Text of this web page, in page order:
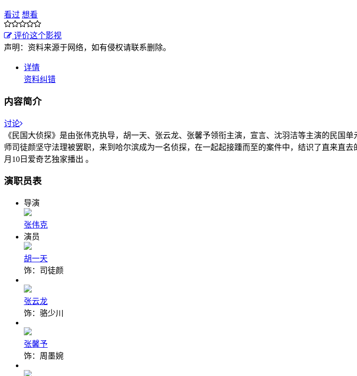
看过 想看
评价这个影视
声明：资料来源于网络，如有侵权请联系删除。
详情
资料纠错
内容简介
讨论
《民国大侦探》是由张伟克执导，胡一天、张云龙、张馨予领衔主演，宣言、沈羽洁等主演的民国
师司徒颜坚守法理被罢职，来到哈尔滨成为一名侦探，在一起起接踵而至的案件中，结识了直来直
月10日爱奇艺独家播出 。
演职员表
导演
张伟克
演员
胡一天
饰：司徒颜
张云龙
饰：骆少川
张馨予
饰：周墨婉